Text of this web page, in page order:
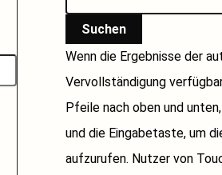
Suchen
Wenn die Ergebnisse der
Vervollständigung
Pfeile nach oben und
und die Eingabetaste, um
aufzurufen. Nutzer von